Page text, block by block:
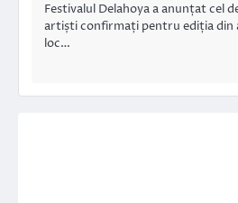
Festivalul Delahoya a anunțat cel
artiști confirmați pentru ediția din
loc…